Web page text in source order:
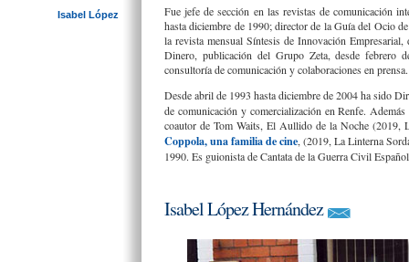
Isabel López
Fue jefe de sección en las revistas de comunicación
hasta diciembre de 1990; director de la Guía del Ocio
la revista mensual Síntesis de Innovación
Dinero, publicación del Grupo Zeta, desde febrero
consultoría de comunicación y colaboraciones en prensa.
Desde abril de 1993 hasta diciembre de 2004 ha sido
de comunicación y comercialización en Renfe.
coautor de Tom Waits, El Aullido de la Noche
Coppola, una familia de cine, (2019, La Linterna
1990. Es guionista de Cantata de la Guerra Civil
Isabel López Hernández